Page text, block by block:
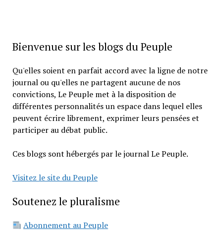
Bienvenue sur les blogs du Peuple
Qu'elles soient en parfait accord avec la ligne de notre
journal ou qu'elles ne partagent aucune de nos
convictions, Le Peuple met à la disposition de
différentes personnalités un espace dans lequel elles
peuvent écrire librement, exprimer leurs pensées et
participer au débat public.
Ces blogs sont hébergés par le journal Le Peuple.
Visitez le site du Peuple
Soutenez le pluralisme
Abonnement au Peuple